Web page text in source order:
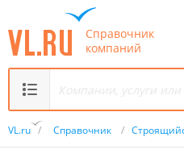
Справочник
компаний
VL.ru / Справочник /